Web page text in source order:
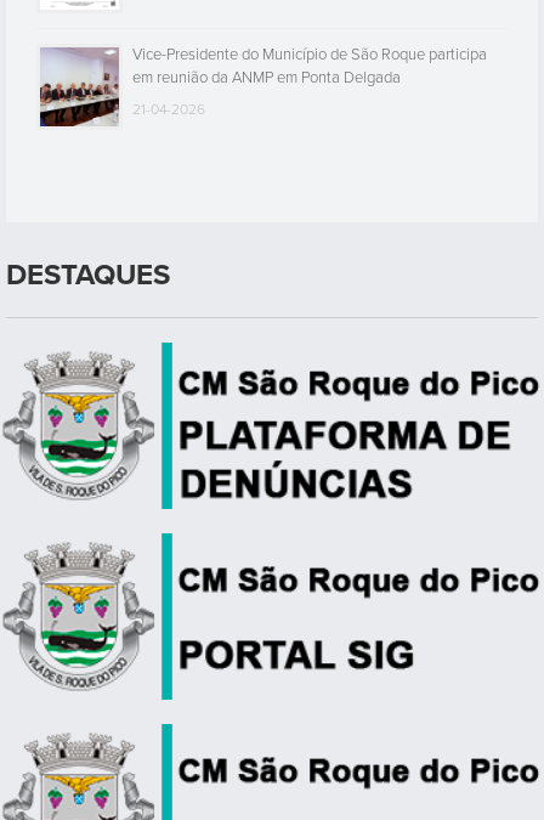
Vice-Presidente do Município de São Roque participa
em reunião da ANMP em Ponta Delgada
21-04-2026
DESTAQUES